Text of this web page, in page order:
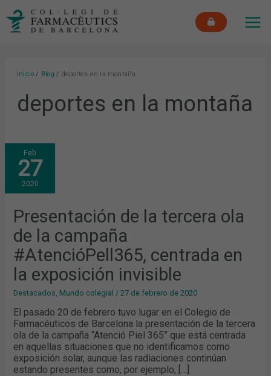
Inicio Blog deportes en la montaña
deportes en la montaña
Feb
27
2020
Presentación de la tercera ola
de la campaña
#AtencióPell365, centrada en
la exposición invisible
Destacados Mundo colegial /27 de febrero de 2020
El pasado 20 de febrero tuvo lugar en el Colegio de
Farmacéuticos de Barcelona la presentación de la tercera
ola de la campaña “Atenció Piel 365” que está centrada
en aquellas situaciones que no identificamos como
exposición solar, aunque las radiaciones continúan
estando presentes como, por ejemplo, […]
PRESENTACIÓN
DE
LA
TERCERA
OLA
DE
LA
#ATENCIÓPELL365,
CENTRADA
EN
LA
EXPOSICIÓN
INVISIBLE